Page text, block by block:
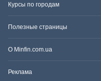
Курсы по городам
Полезные страницы
О Minfin.com.ua
Реклама